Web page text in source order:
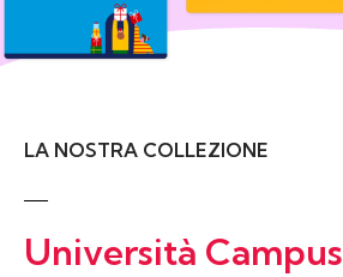
LA NOSTRA COLLEZIONE
Università Campus